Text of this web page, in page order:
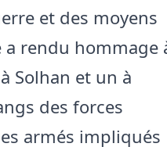
et des moyens
rendu hommage
Solhan et un à
des forces
armés impliqués